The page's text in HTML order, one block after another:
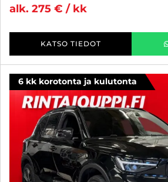
alk. 275 € / kk
KATSO TIEDOT
6 kk korotonta ja kulutonta